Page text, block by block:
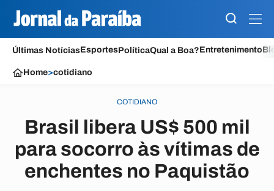
Últimas NotíciasEsportesPolíticaQual a Boa?Entretenimento
Home>cotidiano
COTIDIANO
Brasil libera US$ 500 mil
para socorro às vítimas de
enchentes no Paquistão